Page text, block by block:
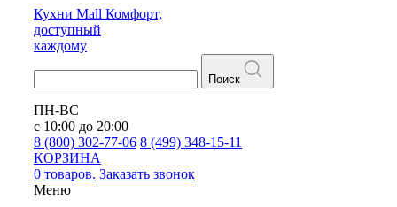
Кухни Mall Комфорт,
доступный
каждому
Поиск
ПН-ВС
с 10:00 до 20:00
8 (800) 302-77-06 8 (499) 348-15-11
КОРЗИНА
0 товаров. Заказать звонок
Меню